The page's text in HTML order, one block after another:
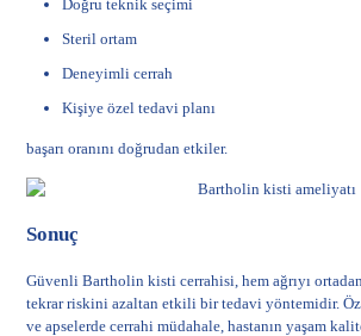
Doğru teknik seçimi
Steril ortam
Deneyimli cerrah
Kişiye özel tedavi planı
başarı oranını doğrudan etkiler.
Sonuç
Güvenli Bartholin kisti cerrahisi, hem ağrıyı
tekrar riskini azaltan etkili bir tedavi yöntemidir.
ve apselerde cerrahi müdahale, hastanın yaşam